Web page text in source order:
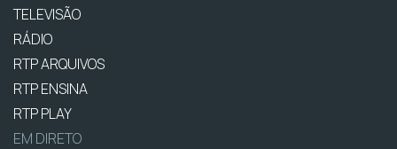
TELEVISÃO
RÁDIO
RTP ARQUIVOS
RTP ENSINA
RTP PLAY
EM DIRETO